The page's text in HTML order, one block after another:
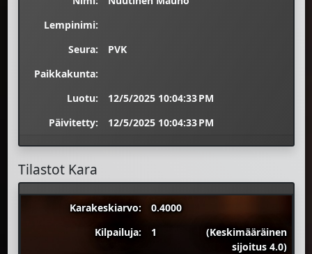
Lempinimi:
Seura:
PVK
Paikkakunta:
Luotu:
12/5/2025 10:04:33 PM
Päivitetty:
12/5/2025 10:04:33 PM
Tilastot Kara
Karakeskiarvo:
0.4000
Kilpailuja:
1
(Keskimääräinen
sijoitus 4.0)